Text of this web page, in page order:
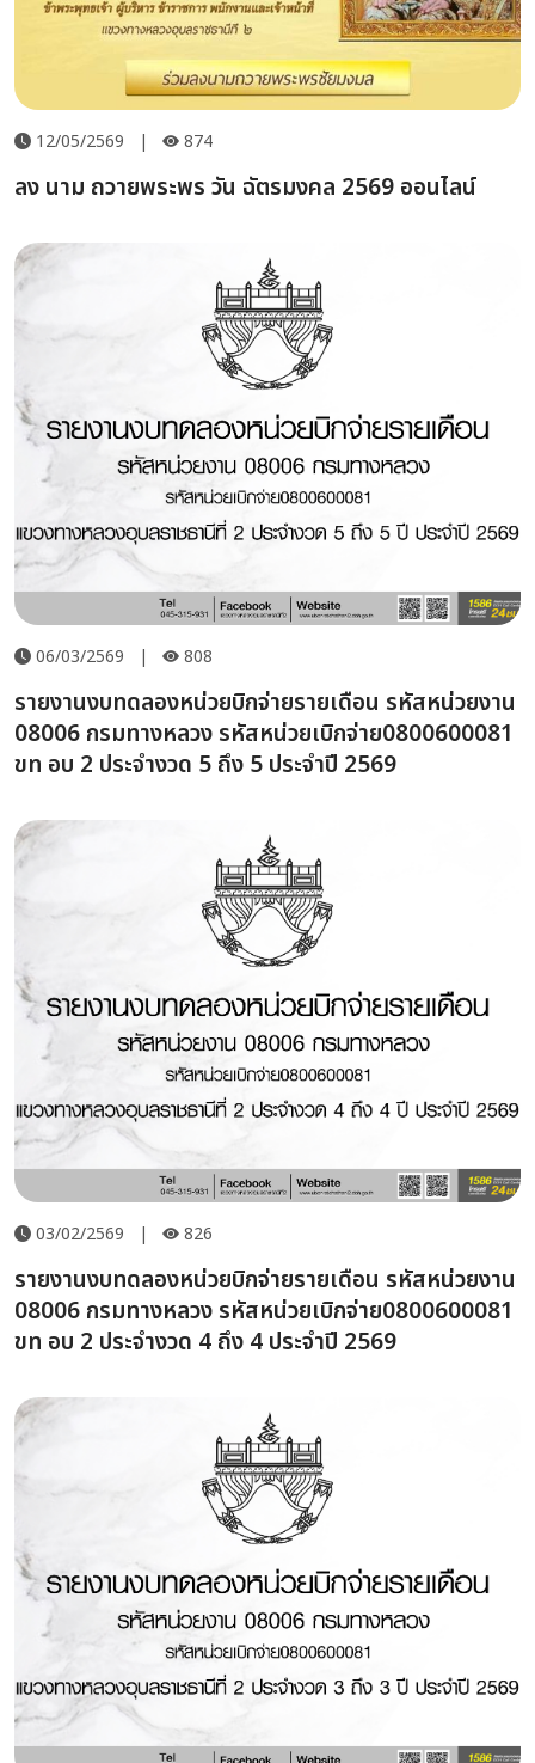
12/05/2569 | 874
ลง นาม ถวายพระพร วัน ฉัตรมงคล 2569 ออนไลน์
06/03/2569 | 808
รายงานงบทดลองหน่วยบิกจ่ายรายเดือน รหัสหน่วยงาน
08006 กรมทางหลวง รหัสหน่วยเบิกจ่าย0800600081
ขท อบ 2 ประจำงวด 5 ถึง 5 ประจำปี 2569
03/02/2569 | 826
รายงานงบทดลองหน่วยบิกจ่ายรายเดือน รหัสหน่วยงาน
08006 กรมทางหลวง รหัสหน่วยเบิกจ่าย0800600081
ขท อบ 2 ประจำงวด 4 ถึง 4 ประจำปี 2569